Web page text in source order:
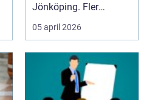
Jönköping. Fler
upptäcker hur
regelbundna...
05 april 2026